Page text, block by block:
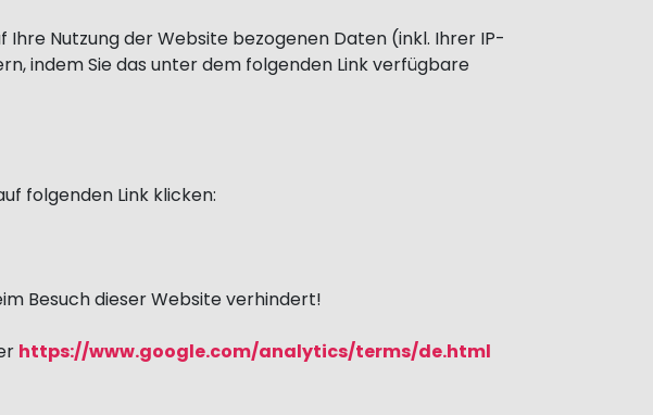
Nutzung der Website bezogenen Daten (inkl. Ihrer IP-
indem Sie das unter dem folgenden Link verfügbare
folgenden Link klicken:
Besuch dieser Website verhindert!
https://www.google.com/analytics/terms/de.html